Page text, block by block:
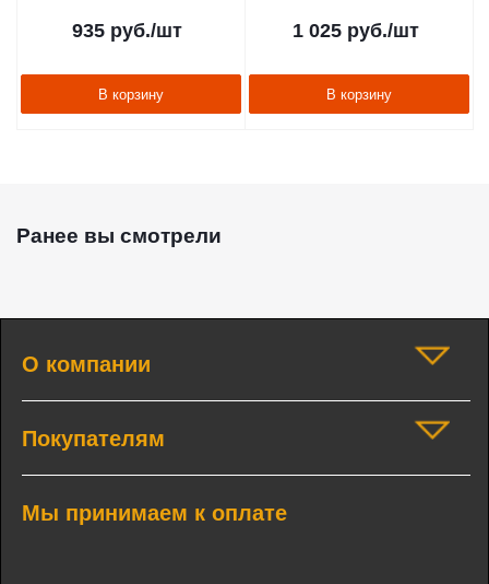
935 руб./шт
В корзину
1 025руб./шт
В корзину
Ранее вы смотрели
О компании
Покупателям
Мы принимаем к оплате